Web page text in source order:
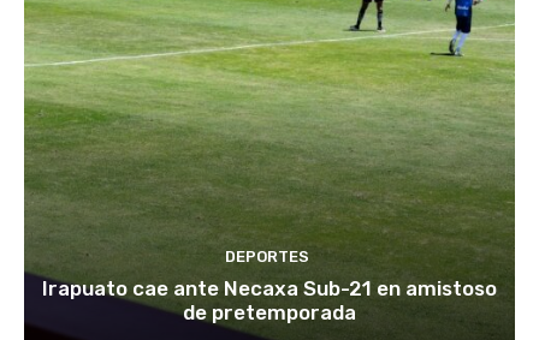
DEPORTES
Irapuato cae ante Necaxa Sub-21 en amistoso
de pretemporada